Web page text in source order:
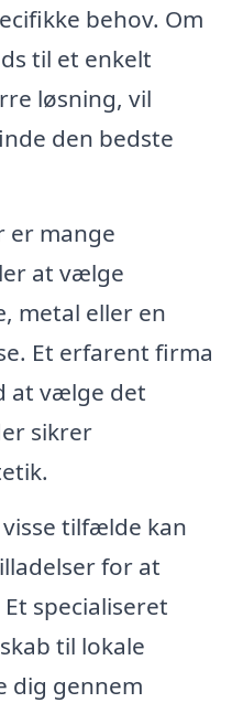
behov. Om
til et enkelt
løsning, vil
den bedste
er mange
at vælge
metal eller en
Et erfarent firma
at vælge det
sikrer
tilfælde kan
for at
specialiseret
til lokale
dig gennem